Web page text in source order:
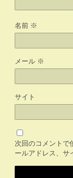
名前 ※
メール ※
サイト
次回のコメントで
ールアドレス、サ